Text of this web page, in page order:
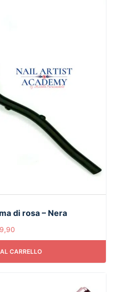
di rosa – Nera
9,90
CARRELLO